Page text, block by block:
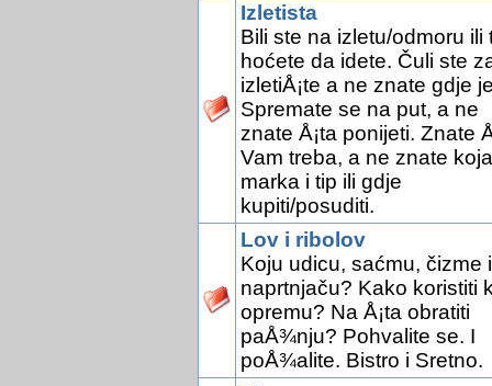
Izletista
Bili ste na izletu/odmoru ili
hoćete da idete. Čuli ste
izletiÅ¡te a ne znate gdje
Spremate se na put, a ne
znate Å¡ta ponijeti. Znate
Vam treba, a ne znate koja
marka i tip ili gdje
kupiti/posuditi.
Lov i ribolov
Koju udicu, saćmu, čizme
naprtnjaču? Kako koristiti
opremu? Na Å¡ta obratiti
paÅ¾nju? Pohvalite se. I
poÅ¾alite. Bistro i Sretno.